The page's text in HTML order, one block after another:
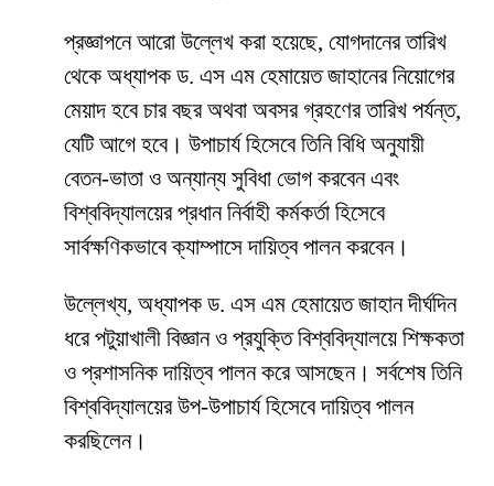
প্রজ্ঞাপনে আরো উল্লেখ করা হয়েছে, যোগদানের তারিখ
থেকে অধ্যাপক ড. এস এম হেমায়েত জাহানের নিয়োগের
মেয়াদ হবে চার বছর অথবা অবসর গ্রহণের তারিখ পর্যন্ত,
যেটি আগে হবে। উপাচার্য হিসেবে তিনি বিধি অনুযায়ী
বেতন-ভাতা ও অন্যান্য সুবিধা ভোগ করবেন এবং
বিশ্ববিদ্যালয়ের প্রধান নির্বাহী কর্মকর্তা হিসেবে
সার্বক্ষণিকভাবে ক্যাম্পাসে দায়িত্ব পালন করবেন।
উল্লেখ্য, অধ্যাপক ড. এস এম হেমায়েত জাহান দীর্ঘদিন
ধরে পটুয়াখালী বিজ্ঞান ও প্রযুক্তি বিশ্ববিদ্যালয়ে শিক্ষকতা
ও প্রশাসনিক দায়িত্ব পালন করে আসছেন। সর্বশেষ তিনি
বিশ্ববিদ্যালয়ের উপ-উপাচার্য হিসেবে দায়িত্ব পালন
করছিলেন।